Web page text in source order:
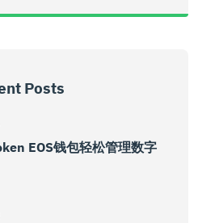
Posts
EOS钱包轻松管理数字